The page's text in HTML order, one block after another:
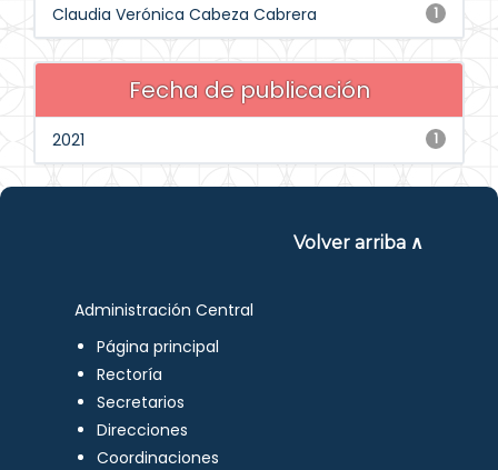
1
Claudia Verónica Cabeza Cabrera
Fecha de publicación
1
2021
Volver arriba ∧
Administración Central
Página principal
Rectoría
Secretarios
Direcciones
Coordinaciones